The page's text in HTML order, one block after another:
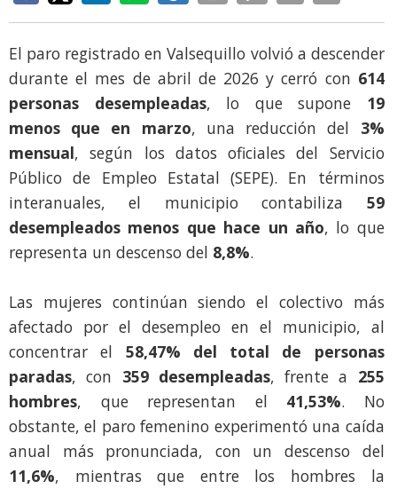
El paro registrado en Valsequillo volvió a descender
durante el mes de abril de 2026 y cerró con 614
personas desempleadas, lo que supone 19
menos que en marzo, una reducción del 3%
mensual, según los datos oficiales del Servicio
Público de Empleo Estatal (SEPE). En términos
interanuales, el municipio contabiliza 59
desempleados menos que hace un año, lo que
representa un descenso del 8,8%.
Las mujeres continúan siendo el colectivo más
afectado por el desempleo en el municipio, al
concentrar el 58,47% del total de personas
paradas, con 359 desempleadas, frente a 255
hombres, que representan el 41,53%. No
obstante, el paro femenino experimentó una caída
anual más pronunciada, con un descenso del
11,6%, mientras que entre los hombres la